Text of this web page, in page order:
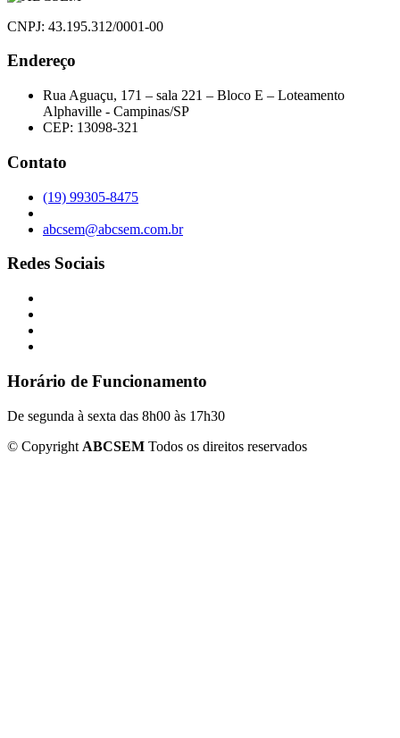
CNPJ: 43.195.312/0001-00
Endereço
Rua Aguaçu, 171 – sala 221 – Bloco E – Loteamento
Alphaville - Campinas/SP
CEP: 13098-321
Contato
(19) 99305-8475
abcsem@abcsem.com.br
Redes Sociais
Horário de Funcionamento
De segunda à sexta das 8h00 às 17h30
© Copyright ABCSEM Todos os direitos reservados